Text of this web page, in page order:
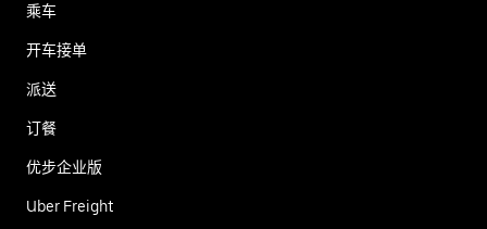
乘车
开车接单
派送
订餐
优步企业版
Uber Freight